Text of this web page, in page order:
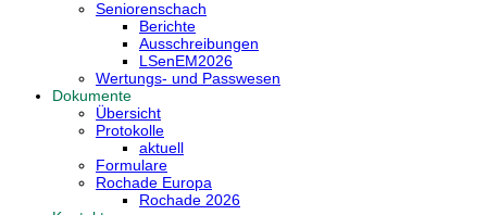
Seniorenschach
Berichte
Ausschreibungen
LSenEM2026
Wertungs- und Passwesen
Dokumente
Übersicht
Protokolle
aktuell
Formulare
Rochade Europa
Rochade 2026